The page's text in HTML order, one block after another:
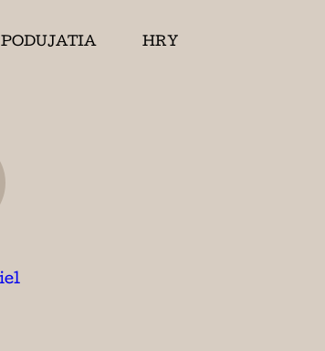
PODUJATIA HRY